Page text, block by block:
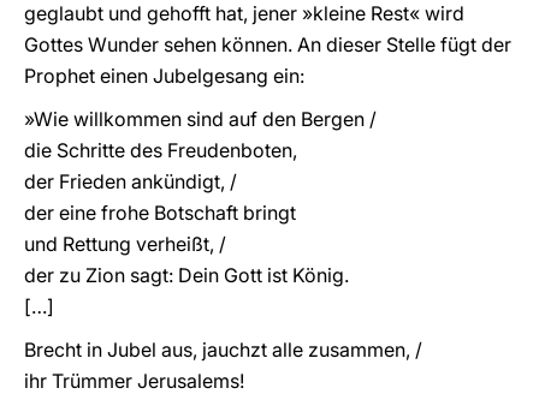
geglaubt und gehofft hat, jener »kleine Rest« wird
Gottes Wunder sehen können. An dieser Stelle fügt der
Prophet einen Jubelgesang ein:
»Wie willkommen sind auf den Bergen /
die Schritte des Freudenboten,
der Frieden ankündigt, /
der eine frohe Botschaft bringt
und Rettung verheißt, /
der zu Zion sagt: Dein Gott ist König.
[…]
Brecht in Jubel aus, jauchzt alle zusammen, /
ihr Trümmer Jerusalems!